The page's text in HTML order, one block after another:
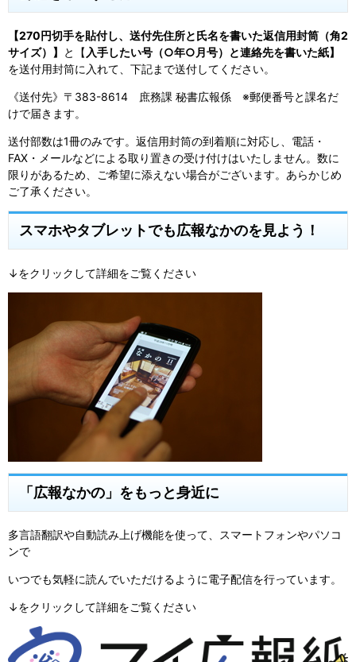
【270円切手を貼付し、送付先住所と氏名を書いた返信用封筒（角2
サイズ）】
と【 入手したい号（○年○月号）と連絡先を書いた紙】
を送付用封筒に入れて、下記まで送付してください。
《送付先》〒383-8614 庶務課 秘書広報係 ※郵便番号と課名だ
けで届きます。
送付部数は1冊のみです。返信用封筒の到着順に対応し、電話・
FAX・メールなどによる取り置きの受け付けはいたしません。数に
限りがあるため、ご希望に添えない場合がございます。あらかじめ
ご了承ください。
スマホやタブレットでも広報なかのを見よう！
↓をクリックして詳細をご覧ください
「広報なかの」をもっと身近に
多言語翻訳や自動読み上げ機能を使って、スマートフォンやパソコ
ンで
いつでも気軽に読んでいただけるように電子配信を行っています。
↓をクリックして詳細をご覧ください